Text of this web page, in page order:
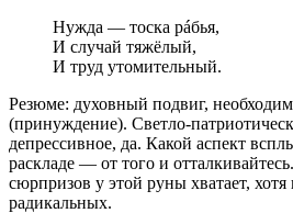
Нужда — тоска рáбья,
И случай тяжёлый,
И труд утомительный.
Резюме: духовный подвиг,
(принуждение). Светло-
депрессивное, да. Какой аспект
раскладе — от того и
сюрпризов у этой руны хватает,
радикальных.